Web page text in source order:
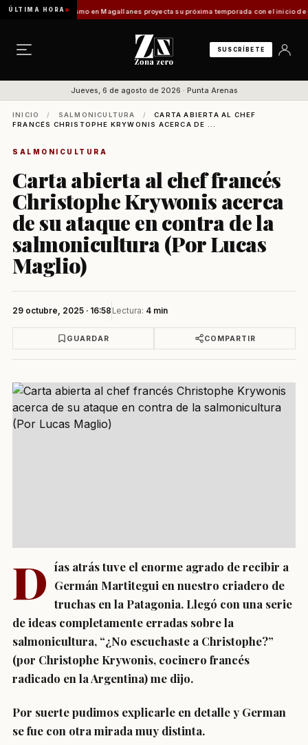
ÚLTIMA HORA
Turismo en Magallanes proyecta su próxima temporada con el inicio de Enprotur
SUSCRÍBETE
Jueves, 6 de agosto de 2026 · Punta Arenas
INICIO / SALMONICULTURA /
CARTA ABIERTA AL CHEF
FRANCÉS CHRISTOPHE KRYWONIS ACERCA DE ...
SALMONICULTURA
Carta abierta al chef francés
Christophe Krywonis acerca
de su ataque en contra de la
salmonicultura (Por Lucas
Maglio)
29 octubre, 2025 · 16:58 Lectura: 4 min
GUARDAR COMPARTIR
D ías atrás tuve el enorme agrado de recibir a
Germán Martitegui en nuestro criadero de
truchas en la Patagonia. Llegó con una serie
de ideas completamente erradas sobre la
salmonicultura, “¿No escuchaste a Christophe?”
(por Christophe Krywonis, cocinero francés
radicado en la Argentina) me dijo.
Por suerte pudimos explicarle en detalle y German
se fue con otra mirada muy distinta.